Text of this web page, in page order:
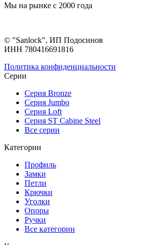
Мы на рынке с 2000 года
© "Sanlock", ИП Подосинов
ИНН 780416691816
Политика конфиденциальности
Серии
Серия Bronze
Серия Jumbo
Серия Loft
Серия ST Cabine Steel
Все серии
Категории
Профиль
Замки
Петли
Крючки
Уголки
Опоры
Ручки
Все категории